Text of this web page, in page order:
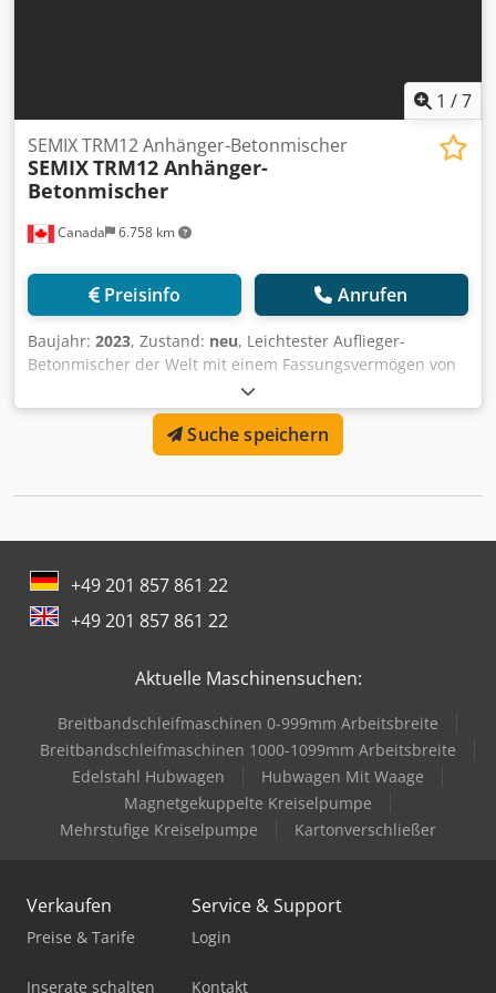
1 /7
Canada 6.758 km
SEMIX TRM12 Anhänger-Betonmischer
SEMIXTRM12 Anhänger-
Betonmischer
Preisinfo Anrufen
Baujahr: 2023, Zustand: neu, Leichtester Auflieger-
Betonmischer der Welt mit einem Fassungsvermögen von
12 m³. Dwsdegavc Aepfx Ahhsa
Suche speichern
+49 201 857 861 22
+49 201 857 861 22
Aktuelle Maschinensuchen:
Breitbandschleifmaschinen 0-999mm Arbeitsbreite
Breitbandschleifmaschinen 1000-1099mm Arbeitsbreite
Edelstahl Hubwagen
Hubwagen Mit Waage
Magnetgekuppelte Kreiselpumpe
Mehrstufige Kreiselpumpe
Kartonverschließer
Verkaufen
Preise & Tarife
Inserate schalten
Service & Support
Login
Kontakt